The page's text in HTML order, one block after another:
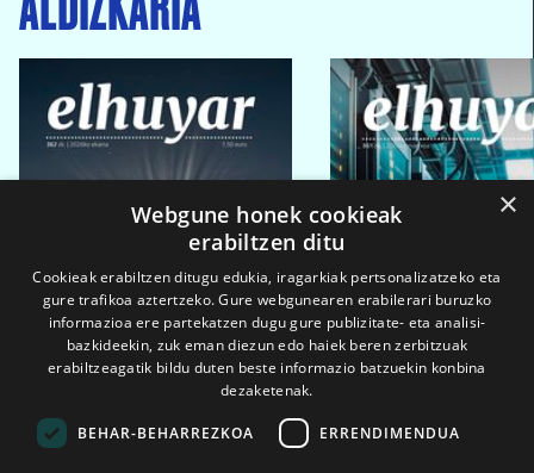
×
Webgune honek cookieak
erabiltzen ditu
Cookieak erabiltzen ditugu edukia, iragarkiak pertsonalizatzeko eta
gure trafikoa aztertzeko. Gure webgunearen erabilerari buruzko
informazioa ere partekatzen dugu gure publizitate- eta analisi-
bazkideekin, zuk eman diezun edo haiek beren zerbitzuak
erabiltzeagatik bildu duten beste informazio batzuekin konbina
dezaketenak.
BEHAR-BEHARREZKOA ERRENDIMENDUA